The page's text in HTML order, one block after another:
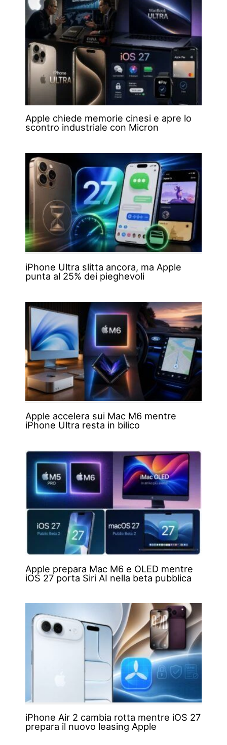
Apple chiede memorie cinesi e apre lo
scontro industriale con Micron
iPhone Ultra slitta ancora, ma Apple
punta al 25% dei pieghevoli
Apple accelera sui Mac M6 mentre
iPhone Ultra resta in bilico
Apple prepara Mac M6 e OLED mentre
iOS 27 porta Siri AI nella beta pubblica
iPhone Air 2 cambia rotta mentre iOS 27
prepara il nuovo leasing Apple